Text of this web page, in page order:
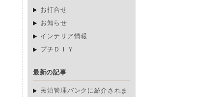
お打合せ
お知らせ
インテリア情報
プチＤＩＹ
最新の記事
民泊管理バンクに紹介されま